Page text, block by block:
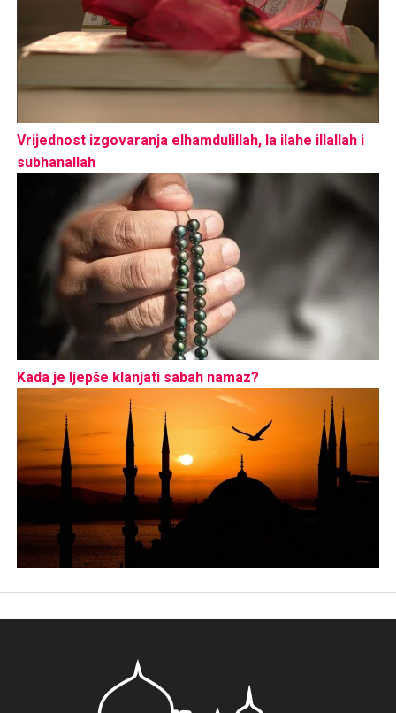
Vrijednost izgovaranja elhamdulillah, la ilahe illallah i
subhanallah
Kada je ljepše klanjati sabah namaz?